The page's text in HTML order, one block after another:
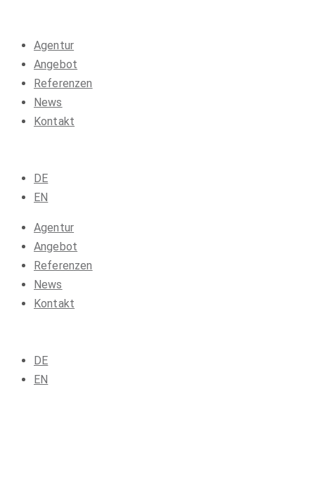
Agentur
Angebot
Referenzen
News
Kontakt
DE
EN
Agentur
Angebot
Referenzen
News
Kontakt
DE
EN